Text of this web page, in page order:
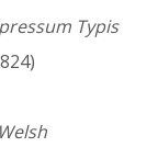
Typis